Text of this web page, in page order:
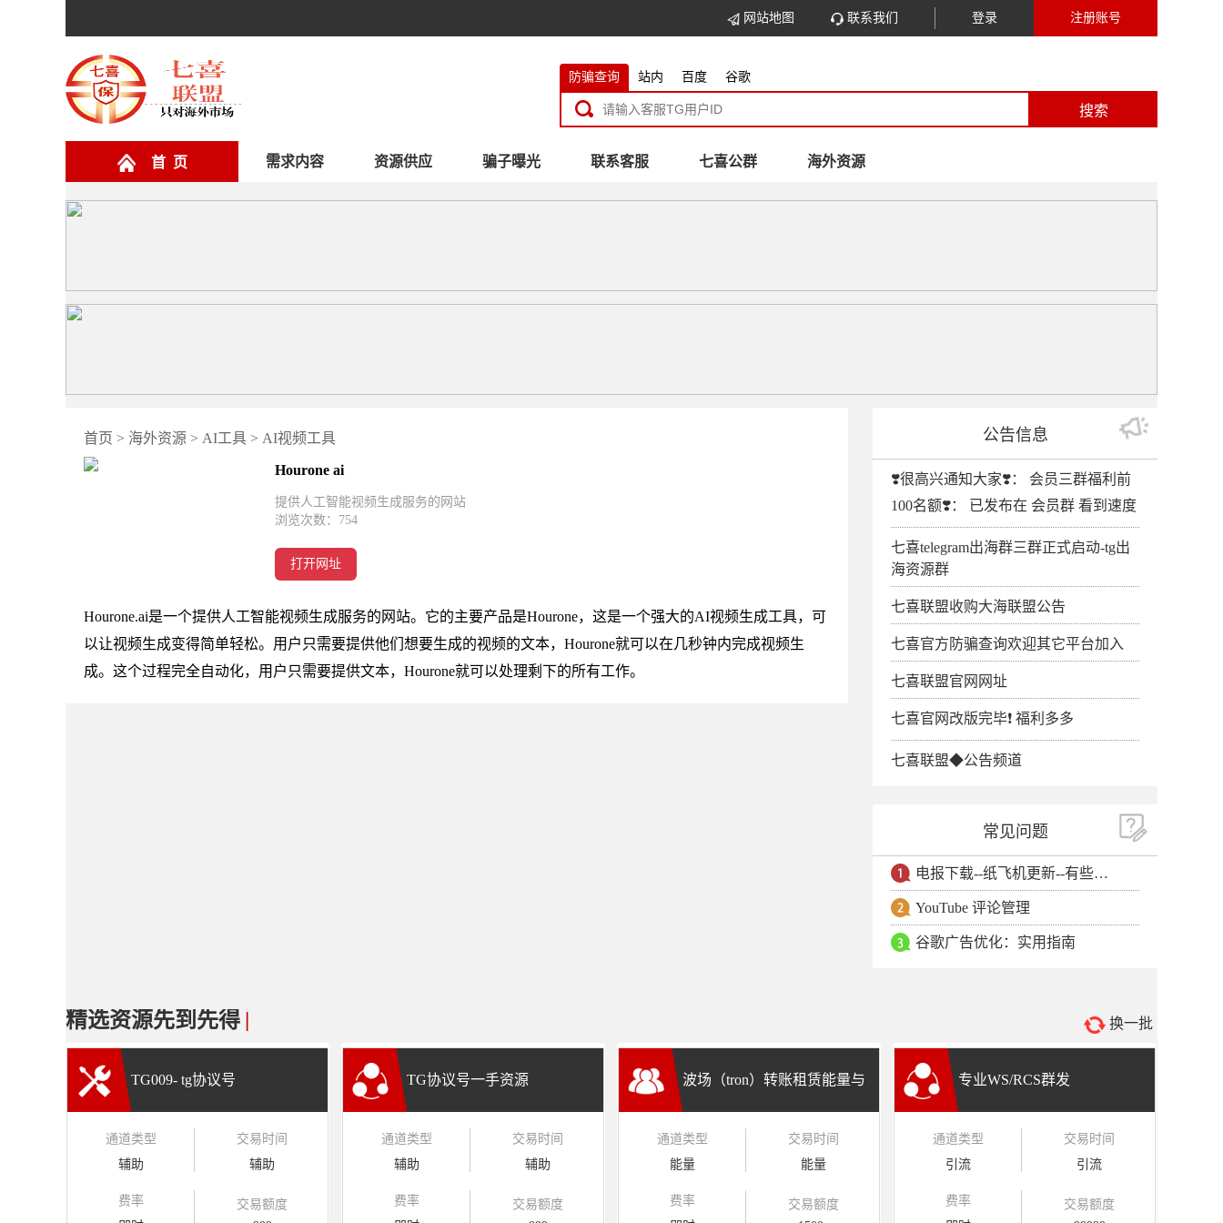
注册账号
登录
联系我们
网站地图
防骗查询 站内 百度 谷歌
搜索
首 页 需求内容 资源供应 骗子曝光 联系客服 七喜公群 海外资源
首页 > 海外资源 > AI工具 > AI视频工具
Hourone ai
提供人工智能视频生成服务的网站
浏览次数： 754
打开网址
Hourone.ai是一个提供人工智能视频生成服务的网站。它的主要产品是Hourone，这是一个强大的AI视频生成工具，可
以让视频生成变得简单轻松。用户只需要提供他们想要生成的视频的文本，Hourone就可以在几秒钟内完成视频生
成。这个过程完全自动化，用户只需要提供文本，Hourone就可以处理剩下的所有工作。
公告信息
❣️很高兴通知大家❣️： 会员三群福利前
100名额❣️： 已发布在 会员群 看到速度
七喜telegram出海群三群正式启动-tg出
海资源群
七喜联盟收购大海联盟公告
七喜官方防骗查询欢迎其它平台加入
七喜联盟官网网址
七喜官网改版完毕❗️ 福利多多
七喜联盟◆公告频道
常见问题
电报下载--纸飞机更新--有些用户安卓手机无法更新电报软件
YouTube 评论管理
谷歌广告优化：实用指南
精选资源先到先得 | 换一批
TG009- tg协议号
通道类型
辅助
交易时间
辅助
费率
交易额度
TG协议号一手资源
通道类型
辅助
交易时间
辅助
费率
交易额度
波场（tron）转账租赁能量与
通道类型
能量
交易时间
能量
费率
交易额度
专业WS/RCS群发
通道类型
引流
交易时间
引流
费率
交易额度